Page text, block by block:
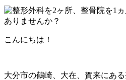
こんにちは！
大分市の鶴崎、大在、賀来にあ